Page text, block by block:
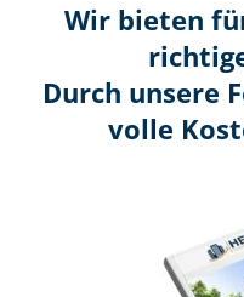
Wir bieten
Durch unsere
volle